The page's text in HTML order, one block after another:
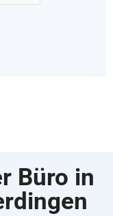
Büro in